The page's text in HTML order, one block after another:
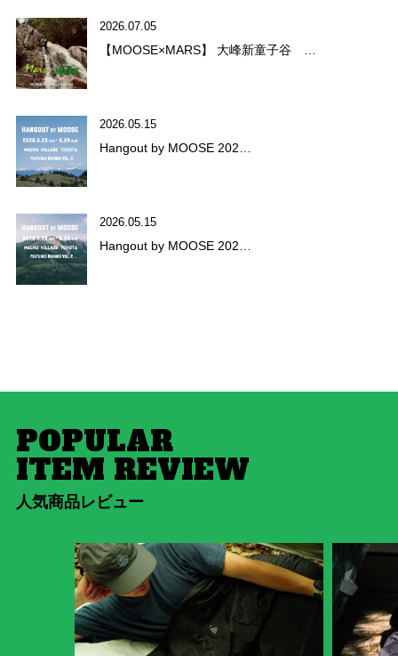
2026.07.05
【MOOSE×MARS】 大峰新童子谷 …
2026.05.15
Hangout by MOOSE 202…
2026.05.15
Hangout by MOOSE 202…
POPULAR
ITEM REVIEW
人気商品レビュー